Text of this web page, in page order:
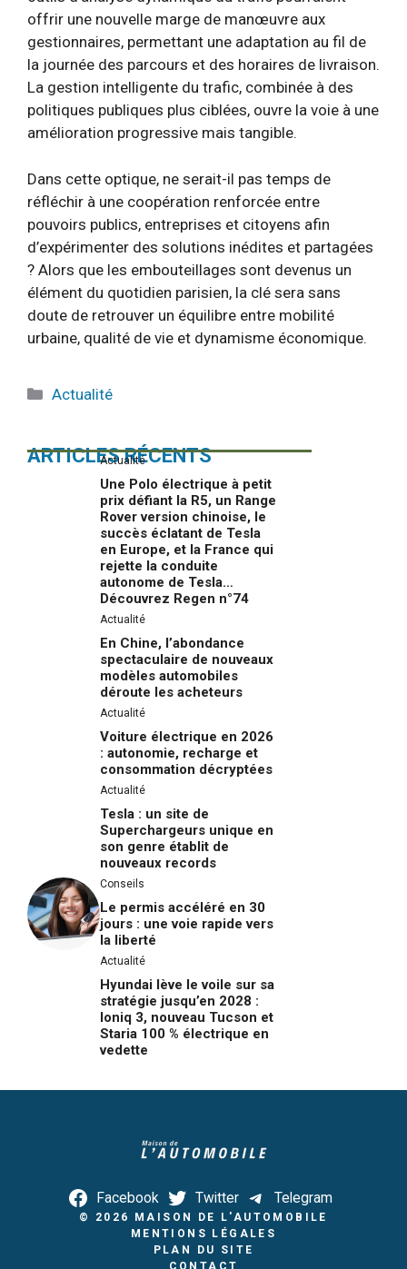
offrir une nouvelle marge de manœuvre aux
gestionnaires, permettant une adaptation au fil de
la journée des parcours et des horaires de livraison.
La gestion intelligente du trafic, combinée à des
politiques publiques plus ciblées, ouvre la voie à une
amélioration progressive mais tangible.
Dans cette optique, ne serait-il pas temps de
réfléchir à une coopération renforcée entre
pouvoirs publics, entreprises et citoyens afin
d’expérimenter des solutions inédites et partagées
? Alors que les embouteillages sont devenus un
élément du quotidien parisien, la clé sera sans
doute de retrouver un équilibre entre mobilité
urbaine, qualité de vie et dynamisme économique.
Catégories
Actualité
ARTICLES RÉCENTS
Actualité
Une Polo électrique à petit
prix défiant la R5, un Range
Rover version chinoise, le
succès éclatant de Tesla
en Europe, et la France qui
rejette la conduite
autonome de Tesla…
Découvrez Regen n°74
Actualité
En Chine, l’abondance
spectaculaire de nouveaux
modèles automobiles
déroute les acheteurs
Actualité
Voiture électrique en 2026
: autonomie, recharge et
consommation décryptées
Actualité
Tesla : un site de
Superchargeurs unique en
son genre établit de
nouveaux records
Conseils
Le permis accéléré en 30
jours : une voie rapide vers
la liberté
Actualité
Hyundai lève le voile sur sa
stratégie jusqu’en 2028 :
Ioniq 3, nouveau Tucson et
Staria 100 % électrique en
vedette
Facebook Twitter Telegram
© 2026 MAISON DE L'AUTOMOBILE
MENTIONS LÉGALES
PLAN DU SITE
CONTACT